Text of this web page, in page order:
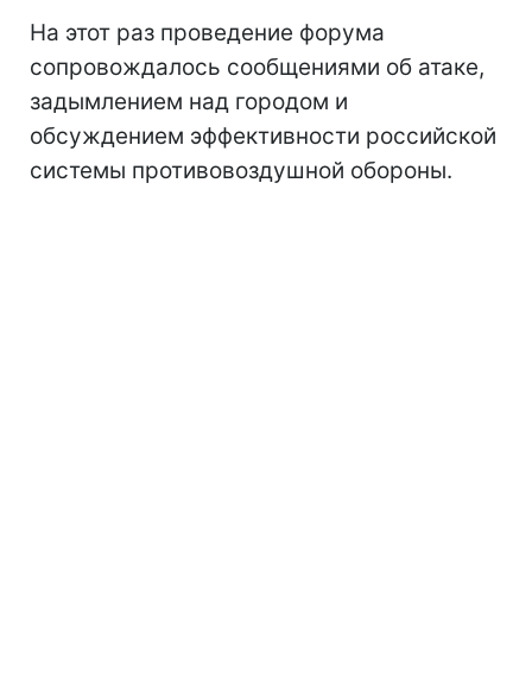
На этот раз проведение форума
сопровождалось сообщениями об атаке,
задымлением над городом и
обсуждением эффективности российской
системы противовоздушной обороны.